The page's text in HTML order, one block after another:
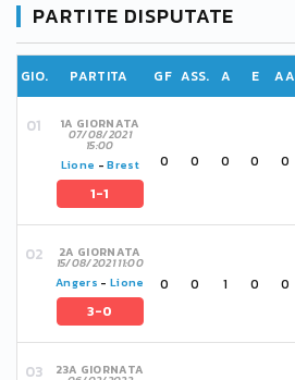
PARTITE DISPUTATE
GIO. PARTITA GF ASS. A E AA
1A GIORNATA
07/08/2021
15:00
Lione -Brest
1-1
0 0 0 0 0
2A GIORNATA
15/08/2021 11:00
Angers -Lione
3-0
0 0 1 0 0
23A GIORNATA